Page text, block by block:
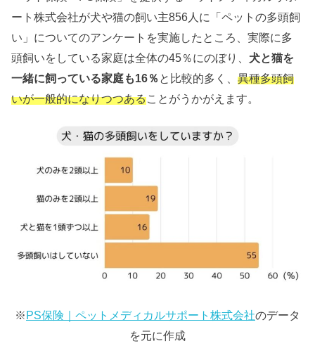
ート株式会社が犬や猫の飼い主856人に「ペットの多頭飼
い」についてのアンケートを実施したところ、実際に多
頭飼いをしている家庭は全体の45％にのぼり、 犬と猫を
一緒に飼っている家庭も16％ と比較的多く、異種多頭飼
いが一般的になりつつあることがうかがえます。
※ PS保険｜ペットメディカルサポート株式会社のデータ
を元に作成